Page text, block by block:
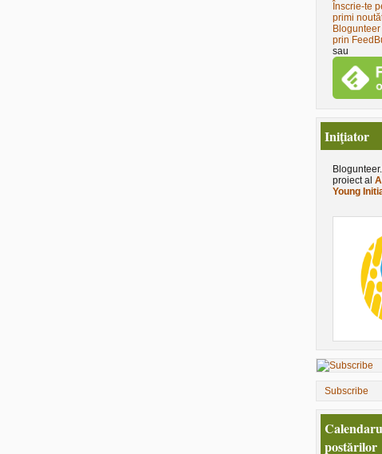
Înscrie-te
primi
Blogunteer
prin
sau
Iniţiator
proiect al
Young
Subscribe
postărilor